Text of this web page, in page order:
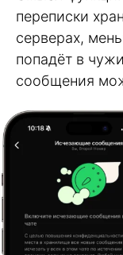
переписки
серверах,
попадёт в
сообщения